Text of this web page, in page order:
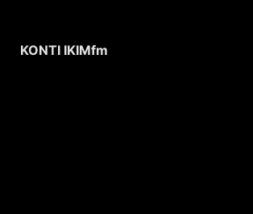
KONTI IKIMfm